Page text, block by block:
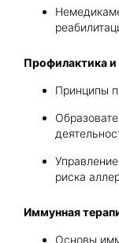
Профилактика и
Принципы
риска
Иммунная
Основы